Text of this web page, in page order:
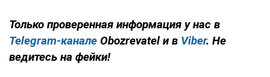
Только проверенная информация у нас в
Telegram-канале Obozrevatel и в Viber. Не
ведитесь на фейки!